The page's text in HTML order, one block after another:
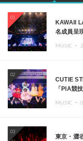
01
KAWAII
名成員呈
MUSIC ・
02
CUTIE
「PIA競
MUSIC ・
03
東京・澀